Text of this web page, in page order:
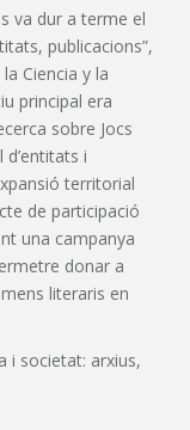
va dur a terme el
publicacions”,
Ciencia y la
principal era
sobre Jocs
i
territorial
de participació
una campanya
donar a
literaris en
i societat: arxius,